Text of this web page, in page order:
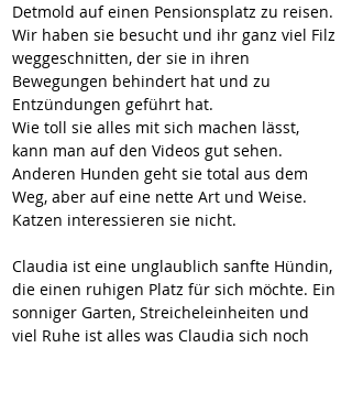
Detmold auf einen Pensionsplatz zu reisen.
Wir haben sie besucht und ihr ganz viel Filz
weggeschnitten, der sie in ihren
Bewegungen behindert hat und zu
Entzündungen geführt hat.
Wie toll sie alles mit sich machen lässt,
kann man auf den Videos gut sehen.
Anderen Hunden geht sie total aus dem
Weg, aber auf eine nette Art und Weise.
Katzen interessieren sie nicht.
Claudia ist eine unglaublich sanfte Hündin,
die einen ruhigen Platz für sich möchte. Ein
sonniger Garten, Streicheleinheiten und
viel Ruhe ist alles was Claudia sich noch